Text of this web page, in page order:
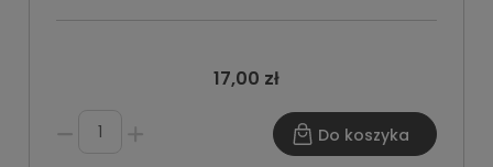
17,00 zł
Do koszyka